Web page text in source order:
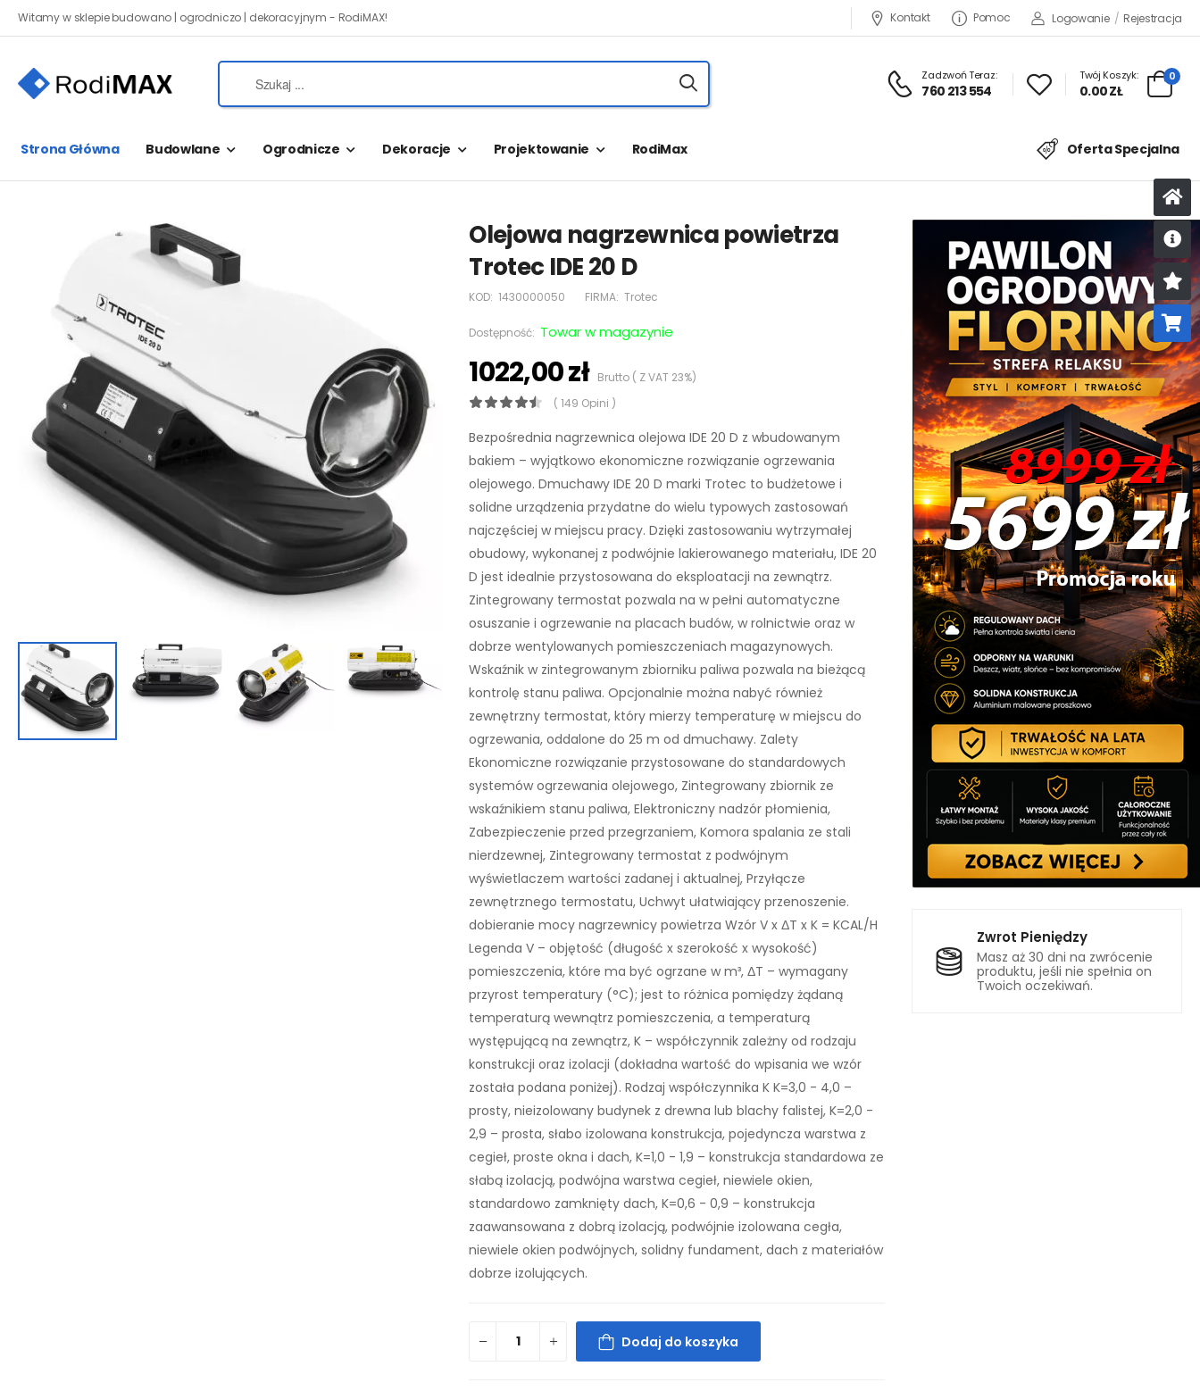
Witamy w sklepie budowano | ogrodniczo | dekoracyjnym - RodiMAX! Kontakt Pomoc Logowanie / Rejestracja
Zadzwoń Teraz:
760 213 554
Twój Koszyk:
0.00 ZŁ
0
Strona Główna Budowlane Ogrodnicze Dekoracje Projektowanie RodiMax Oferta Specjalna
Zwrot Pieniędzy
Masz aż 30 dni na zwrócenie
produktu, jeśli nie spełnia on
Twoich oczekiwań.
Olejowa nagrzewnica powietrza
Trotec IDE 20 D
KOD: 1430000050 FIRMA: Trotec
Dostępność: Towar w magazynie
1022,00 złBrutto ( Z VAT 23%)
( 149 Opini )
Bezpośrednia nagrzewnica olejowa IDE 20 D z wbudowanym
bakiem – wyjątkowo ekonomiczne rozwiązanie ogrzewania
olejowego. Dmuchawy IDE 20 D marki Trotec to budżetowe i
solidne urządzenia przydatne do wielu typowych zastosowań
najczęściej w miejscu pracy. Dzięki zastosowaniu wytrzymałej
obudowy, wykonanej z podwójnie lakierowanego materiału, IDE 20
D jest idealnie przystosowana do eksploatacji na zewnątrz.
Zintegrowany termostat pozwala na w pełni automatyczne
osuszanie i ogrzewanie na placach budów, w rolnictwie oraz w
dobrze wentylowanych pomieszczeniach magazynowych.
Wskaźnik w zintegrowanym zbiorniku paliwa pozwala na bieżącą
kontrolę stanu paliwa. Opcjonalnie można nabyć również
zewnętrzny termostat, który mierzy temperaturę w miejscu do
ogrzewania, oddalone do 25 m od dmuchawy. Zalety
Ekonomiczne rozwiązanie przystosowane do standardowych
systemów ogrzewania olejowego, Zintegrowany zbiornik ze
wskaźnikiem stanu paliwa, Elektroniczny nadzór płomienia,
Zabezpieczenie przed przegrzaniem, Komora spalania ze stali
nierdzewnej, Zintegrowany termostat z podwójnym
wyświetlaczem wartości zadanej i aktualnej, Przyłącze
zewnętrznego termostatu, Uchwyt ułatwiający przenoszenie.
dobieranie mocy nagrzewnicy powietrza Wzór V x ΔT x K = KCAL/H
Legenda V – objętość (długość x szerokość x wysokość)
pomieszczenia, które ma być ogrzane w m³, ΔT – wymagany
przyrost temperatury (°C); jest to różnica pomiędzy żądaną
temperaturą wewnątrz pomieszczenia, a temperaturą
występującą na zewnątrz, K – współczynnik zależny od rodzaju
konstrukcji oraz izolacji (dokładna wartość do wpisania we wzór
została podana poniżej). Rodzaj współczynnika K K=3,0 - 4,0 –
prosty, nieizolowany budynek z drewna lub blachy falistej, K=2,0 -
2,9 – prosta, słabo izolowana konstrukcja, pojedyncza warstwa z
cegieł, proste okna i dach, K=1,0 - 1,9 – konstrukcja standardowa ze
słabą izolacją, podwójna warstwa cegieł, niewiele okien,
standardowo zamknięty dach, K=0,6 - 0,9 – konstrukcja
zaawansowana z dobrą izolacją, podwójnie izolowana cegła,
niewiele okien podwójnych, solidny fundament, dach z materiałów
dobrze izolujących.
Dodaj do koszyka